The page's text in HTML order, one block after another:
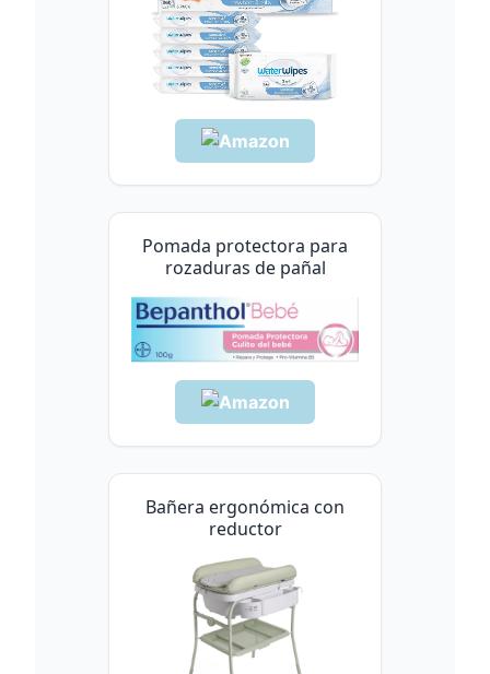
Pomada protectora para
rozaduras de pañal
Bañera ergonómica con
reductor